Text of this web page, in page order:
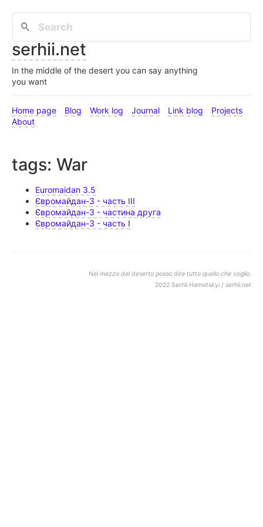
serhii.net
In the middle of the desert you can say anything
you want
Home page Blog Work log Journal Link blog
Projects
About
tags: War
Euromaidan 3.5
Євромайдан-3 - часть III
Євромайдан-3 - частина друга
Євромайдан-3 - часть I
Nel mezzo del deserto posso dire tutto quello che voglio.
2022 Serhii Hamotskyi / serhii.net